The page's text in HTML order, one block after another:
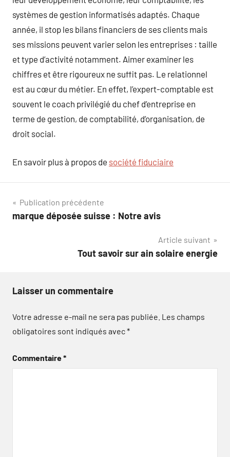
systèmes de gestion informatisés adaptés. Chaque
année, il stop les bilans financiers de ses clients mais
ses missions peuvent varier selon les entreprises : taille
et type d’activité notamment. Aimer examiner les
chiffres et être rigoureux ne suffit pas. Le relationnel
est au cœur du métier. En effet, l’expert-comptable est
souvent le coach privilégié du chef d’entreprise en
terme de gestion, de comptabilité, d’organisation, de
droit social.
En savoir plus à propos de société fiduciaire
Navigation
de
Publication précédente
marque déposée suisse : Notre avis
Article suivant
Tout savoir sur ain solaire energie
Laisser un commentaire
Votre adresse e-mail ne sera pas publiée. Les champs
obligatoires sont indiqués avec*
Commentaire*